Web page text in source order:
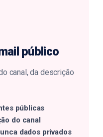
público
canal, da descrição
públicas
do canal
dados privados